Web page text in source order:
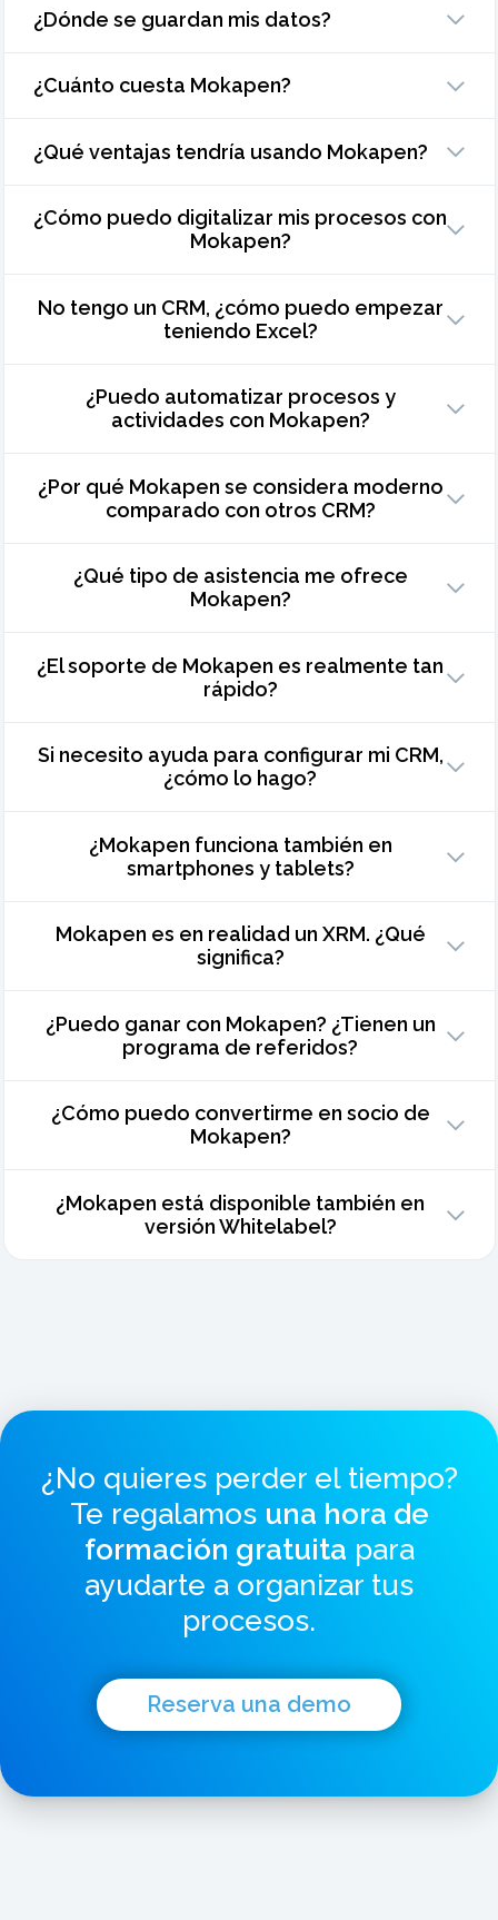
¿Dónde se guardan mis datos?
¿Cuánto cuesta Mokapen?
¿Qué ventajas tendría usando Mokapen?
¿Cómo puedo digitalizar mis procesos con
Mokapen?
No tengo un CRM, ¿cómo puedo empezar
teniendo Excel?
¿Puedo automatizar procesos y
actividades con Mokapen?
¿Por qué Mokapen se considera moderno
comparado con otros CRM?
¿Qué tipo de asistencia me ofrece
Mokapen?
¿El soporte de Mokapen es realmente tan
rápido?
Si necesito ayuda para configurar mi CRM,
¿cómo lo hago?
¿Mokapen funciona también en
smartphones y tablets?
Mokapen es en realidad un XRM. ¿Qué
significa?
¿Puedo ganar con Mokapen? ¿Tienen un
programa de referidos?
¿Cómo puedo convertirme en socio de
Mokapen?
¿Mokapen está disponible también en
versión Whitelabel?
¿No quieres perder el tiempo?
Te regalamos una hora de
formación gratuita para
ayudarte a organizar tus
procesos.
Reserva una demo